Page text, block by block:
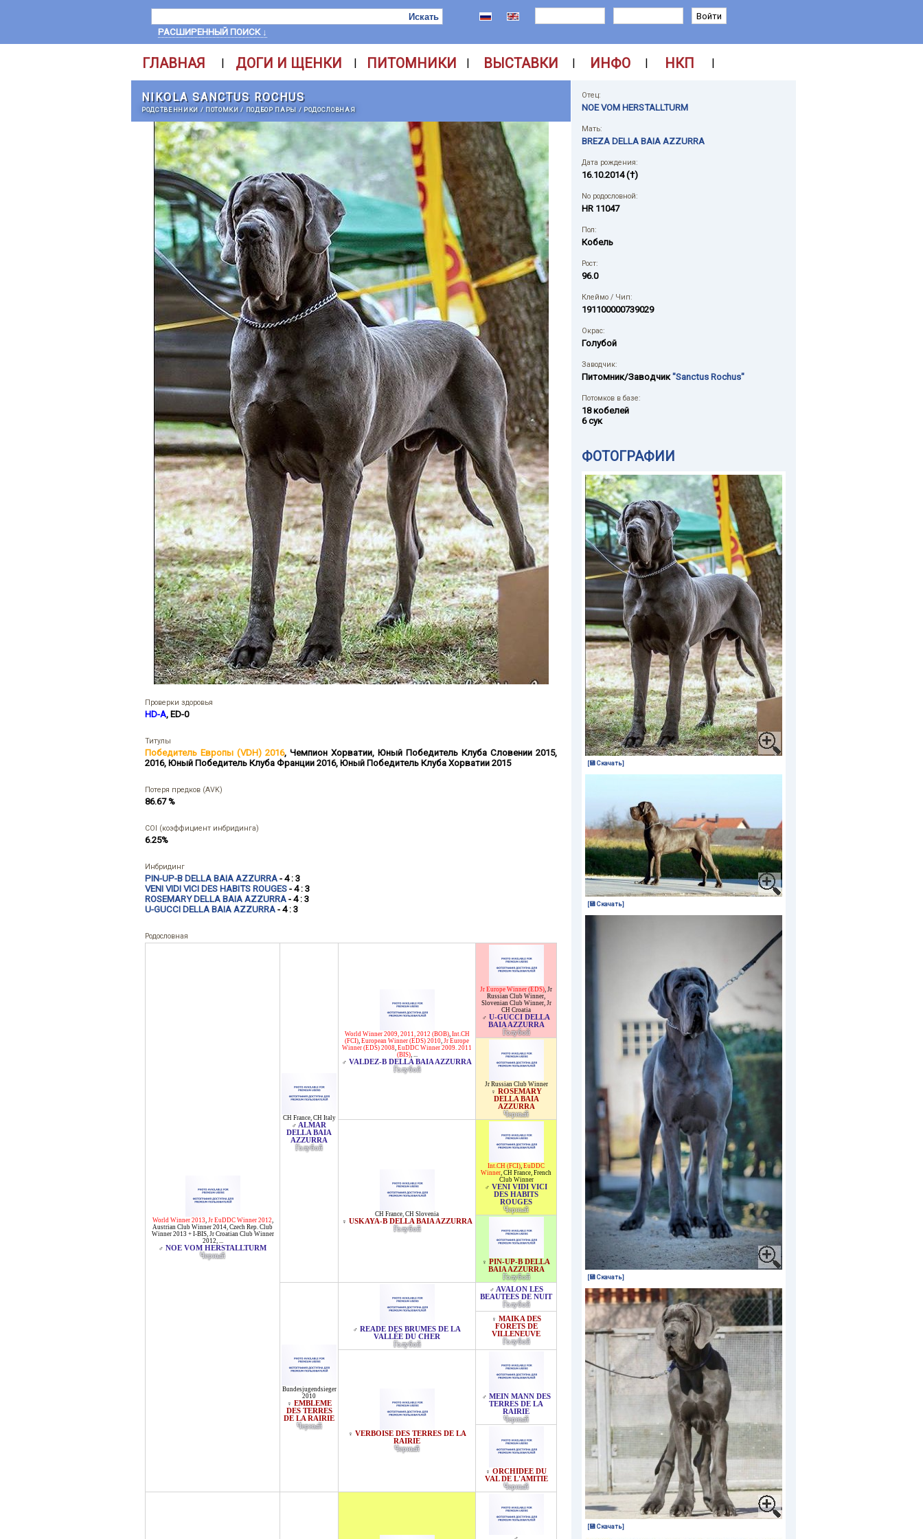
РАСШИРЕННЫЙ ПОИСК ↓
ГЛАВНАЯ | ДОГИ И ЩЕНКИ | ПИТОМНИКИ | ВЫСТАВКИ | ИНФО | НКП |
NIKOLA SANCTUS ROCHUS
РОДСТВЕННИКИ / ПОТОМКИ/ ПОДБОР ПАРЫ / РОДОСЛОВНАЯ
Проверки здоровья
HD-A, ED-0
Титулы
Победитель Европы (VDH) 2016, Чемпион Хорватии, Юный Победитель Клуба Словении 2015,
2016, Юный Победитель Клуба Франции 2016, Юный Победитель Клуба Хорватии 2015
Потеря предков (AVK)
86.67 %
COI (коэффициент инбридинга)
6.25%
Инбридинг
PIN-UP-B DELLA BAIA AZZURRA - 4 : 3
VENI VIDI VICI DES HABITS ROUGES - 4 : 3
ROSEMARY DELLA BAIA AZZURRA - 4 : 3
U-GUCCI DELLA BAIA AZZURRA - 4 : 3
Родословная
World Winner 2013, Jr EuDDC Winner 2012,
Austrian Club Winner 2014, Czech Rep. Club
Winner 2013 + I-BIS, Jr Croatian Club Winner
2012, ...
♂ NOE VOM HERSTALLTURM
Черный
CH France, CH Italy
♂ ALMAR
DELLA BAIA
AZZURRA
Голубой
World Winner 2009, 2011, 2012 (BOB), Int.CH
(FCI), European Winner (EDS) 2010, Jr Europe
Winner (EDS) 2008, EuDDC Winner 2009. 2011
(BIS), ...
♂ VALDEZ-B DELLA BAIA AZZURRA
Голубой
Jr Europe Winner (EDS), Jr
Russian Club Winner,
Slovenian Club Winner, Jr
CH Croatia
♂ U-GUCCI DELLA
BAIA AZZURRA
Голубой
Jr Russian Club Winner
♀ ROSEMARY
DELLA BAIA
AZZURRA
Черный
CH France, CH Slovenia
♀ USKAYA-B DELLA BAIA AZZURRA
Голубой
Int.CH (FCI), EuDDC
Winner, CH France, French
Club Winner
♂ VENI VIDI VICI
DES HABITS
ROUGES
Черный
♀ PIN-UP-B DELLA
BAIA AZZURRA
Голубой
Bundesjugendsieger
2010
♀ EMBLEME
DES TERRES
DE LA RAIRIE
Черный
♂ READE DES BRUMES DE LA
VALLÉE DU CHER
Голубой
♂ AVALON LES
BEAUTEES DE NUIT
Голубой
♀ MAIKA DES
FORETS DE
VILLENEUVE
Голубой
♀ VERBOISE DES TERRES DE LA
RAIRIE
Черный
♂ MEIN MANN DES
TERRES DE LA
RAIRIE
Черный
♀ ORCHIDEE DU
VAL DE L'AMITIE
Черный
Отец:
NOE VOM HERSTALLTURM
Мать:
BREZA DELLA BAIA AZZURRA
Дата рождения:
16.10.2014 (†)
No родословной:
HR 11047
Пол:
Кобель
Рост:
96.0
Клеймо / Чип:
191100000739029
Окрас:
Голубой
Заводчик:
Питомник/Заводчик"Sanctus Rochus"
Потомков в базе:
18 кобелей
6 сук
ФОТОГРАФИИ
[💾 Скачать]
[💾 Скачать]
[💾 Скачать]
[💾 Скачать]